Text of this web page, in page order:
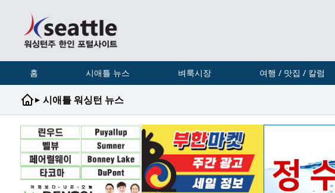
홈 시애틀 뉴스 벼룩시장 여행 / 맛집 / 칼럼
▸ 시애틀 워싱턴 뉴스